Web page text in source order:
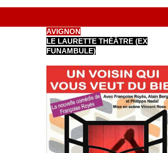
AVIGNON
LE LAURETTE THÉÂTRE (EX
FUNAMBULE)